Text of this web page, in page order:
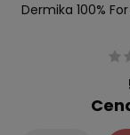
Dermika 100%